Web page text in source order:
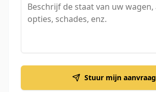
Stuur mijn aanvraag